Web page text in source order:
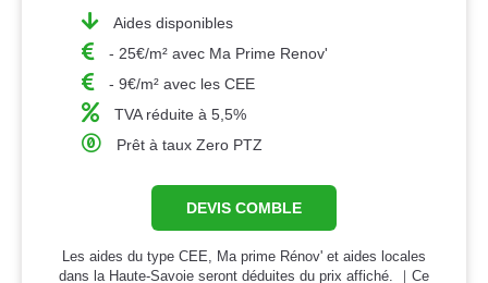
Aides disponibles
- 25€/m² avec Ma Prime Renov'
- 9€/m² avec les CEE
TVA réduite à 5,5%
Prêt à taux Zero PTZ
DEVIS COMBLE
Les aides du type CEE, Ma prime Rénov' et aides locales
dans la Haute-Savoie seront déduites du prix affiché. ｜Ce